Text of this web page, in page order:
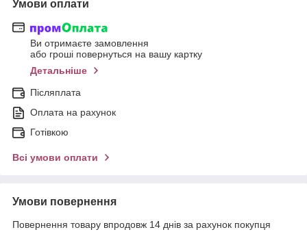
Умови оплати
Ви отримаєте замовлення
або гроші повернуться на вашу картку
Детальніше
Післяплата
Оплата на рахунок
Готівкою
Всі умови оплати
Умови повернення
Повернення товару впродовж 14 днів за рахунок покупця